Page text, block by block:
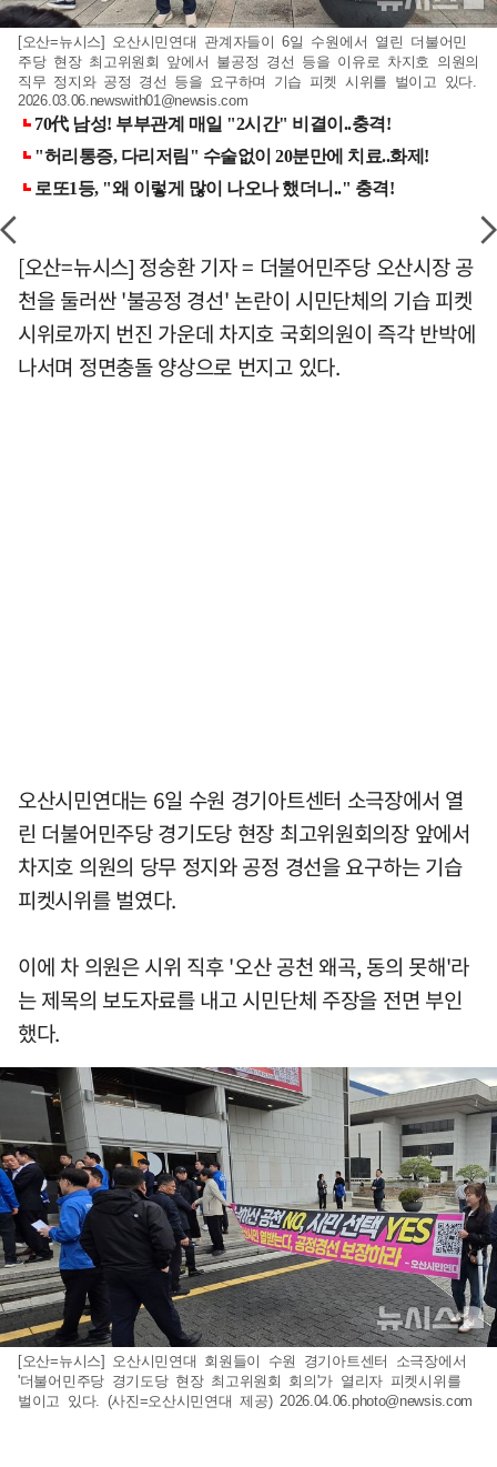
[오산=뉴시스] 오산시민연대 관계자들이 6일 수원에서 열린 더불어민
주당 현장 최고위원회 앞에서 불공정 경선 등을 이유로 차지호 의원의
직무 정지와 공정 경선 등을 요구하며 기습 피켓 시위를 벌이고 있다.
2026.03.06.newswith01@newsis.com
[오산=뉴시스] 정숭환 기자 = 더불어민주당 오산시장 공
천을 둘러싼 '불공정 경선' 논란이 시민단체의 기습 피켓
시위로까지 번진 가운데 차지호 국회의원이 즉각 반박에
나서며 정면충돌 양상으로 번지고 있다.
오산시민연대는 6일 수원 경기아트센터 소극장에서 열
린 더불어민주당 경기도당 현장 최고위원회의장 앞에서
차지호 의원의 당무 정지와 공정 경선을 요구하는 기습
피켓시위를 벌였다.
이에 차 의원은 시위 직후 '오산 공천 왜곡, 동의 못해'라
는 제목의 보도자료를 내고 시민단체 주장을 전면 부인
했다.
[오산=뉴시스] 오산시민연대 회원들이 수원 경기아트센터 소극장에서
'더불어민주당 경기도당 현장 최고위원회 회의'가 열리자 피켓시위를
벌이고 있다. (사진=오산시민연대 제공)2026.04.06.photo@newsis.com